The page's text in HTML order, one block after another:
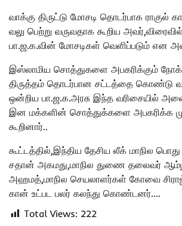
வாக்கு திருட்டு மோசடி தொடர்பாக ராகுல்
வலு பெற்று வருவதாக கூறிய அவர்,விரைவில்
பா.ஜ.க.வின் மோசடிகள் வெளிப்படும் என
இஸ்லாமிய சொத்துகளை அபகரிக்கும்
திருத்தம் தொடர்பான சட்டத்தை கொண்டு
ஒன்றிய பா.ஜ.க.அரசு இந்த வரிசையில்
இன மக்களின் சொத்துக்களை அபகரிக்க
கூறினார்..
கூட்டத்தில்,இந்திய தேசிய லீக் மாநில
சதான் அகமது,மாநில துணை தலைவர்
அஹமத்,மாநில செயலாளர்கள் கோவை
கான் உட்பட பலர் கலந்து கொண்டனர்….
Total Views: 222